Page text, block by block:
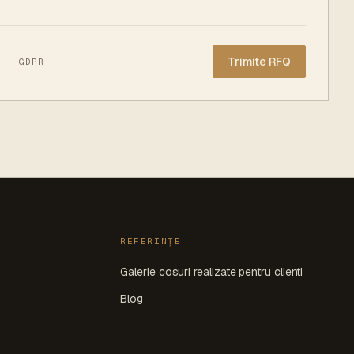
GDPR
REFERINȚE
Galerie cosuri realizate pentru clienti
Blog